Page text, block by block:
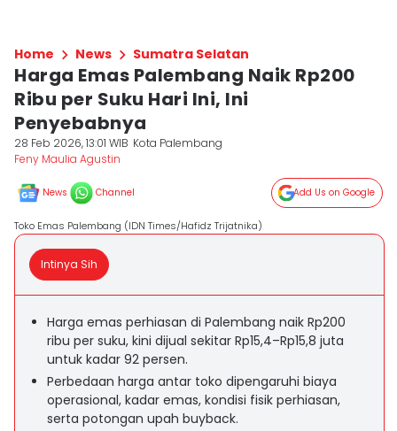
Home News Sumatra Selatan
Harga Emas Palembang Naik Rp200
Ribu per Suku Hari Ini, Ini
Penyebabnya
28 Feb 2026, 13:01 WIB Kota Palembang
Feny Maulia Agustin
News Channel Add Us on Google
Toko Emas Palembang (IDN Times/Hafidz Trijatnika)
Intinya Sih
Harga emas perhiasan di Palembang naik Rp200
ribu per suku, kini dijual sekitar Rp15,4–Rp15,8 juta
untuk kadar 92 persen.
Perbedaan harga antar toko dipengaruhi biaya
operasional, kadar emas, kondisi fisik perhiasan,
serta potongan upah buyback.